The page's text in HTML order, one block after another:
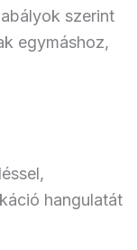
szerint
egymáshoz,
hangulatát